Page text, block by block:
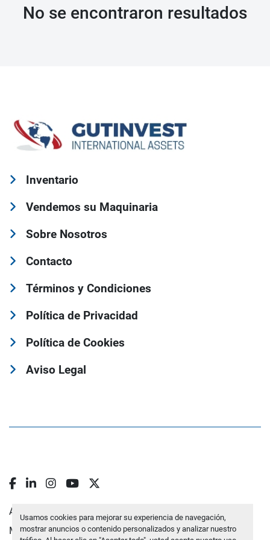
Usamos cookies para mejorar su experiencia de navegación,
mostrar anuncios o contenido personalizados y analizar nuestro
No se encontraron resultados
Inventario
Vendemos su Maquinaria
Sobre Nosotros
Contacto
Términos y Condiciones
Política de Privacidad
Política de Cookies
Aviso Legal
Administrar cookies
Machinio Systemsitio web deMachinio
facebook
linkedininstagram
youtube